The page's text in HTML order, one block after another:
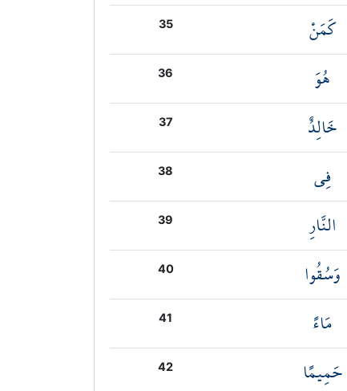
35 كَمَنْ
36 هُوَ
37 خَالِدٌ
38 فِي
39 النَّارِ
40 وَسُقُوا
41 مَاءً
42 حَمِيمًا